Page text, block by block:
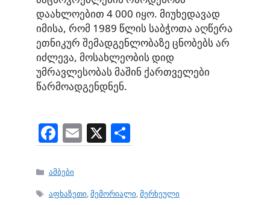
დაახლოებით 4 000 იყო. მიუხედავად
იმისა, რომ 1989 წლის საბჭოთა აღწერა
ეთნიკურ შემადგენლობაზე ცნობებს არ
იძლევა, მოსახლეობის დიდ
უმრავლესობას მაშინ ქართველები
წარმოადგენდნენ.
F
a
c
e
E
m
l
X
h
e
Categories
ამბები
Tags
აფხაზეთი,მემორიალი,მერხეული